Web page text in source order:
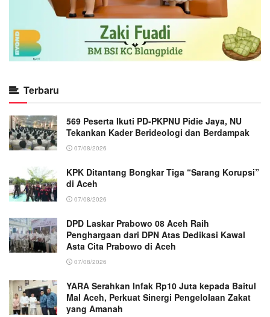
Terbaru
569 Peserta Ikuti PD-PKPNU Pidie Jaya, NU
Tekankan Kader Berideologi dan Berdampak
07/08/2026
KPK Ditantang Bongkar Tiga “Sarang Korupsi”
di Aceh
07/08/2026
DPD Laskar Prabowo 08 Aceh Raih
Penghargaan dari DPN Atas Dedikasi Kawal
Asta Cita Prabowo di Aceh
07/08/2026
YARA Serahkan Infak Rp10 Juta kepada Baitul
Mal Aceh, Perkuat Sinergi Pengelolaan Zakat
yang Amanah ‎